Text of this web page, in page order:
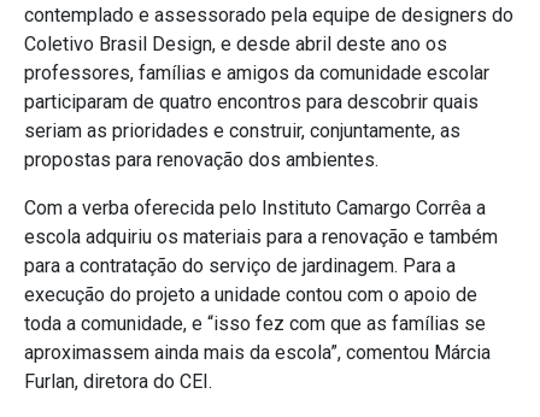
contemplado e assessorado pela equipe de designers do
Coletivo Brasil Design, e desde abril deste ano os
professores, famílias e amigos da comunidade escolar
participaram de quatro encontros para descobrir quais
seriam as prioridades e construir, conjuntamente, as
propostas para renovação dos ambientes.
Com a verba oferecida pelo Instituto Camargo Corrêa a
escola adquiriu os materiais para a renovação e também
para a contratação do serviço de jardinagem. Para a
execução do projeto a unidade contou com o apoio de
toda a comunidade, e “isso fez com que as famílias se
aproximassem ainda mais da escola”, comentou Márcia
Furlan, diretora do CEI.